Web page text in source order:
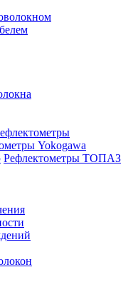
Yokogawa
Рефлектометры ТОПАЗ